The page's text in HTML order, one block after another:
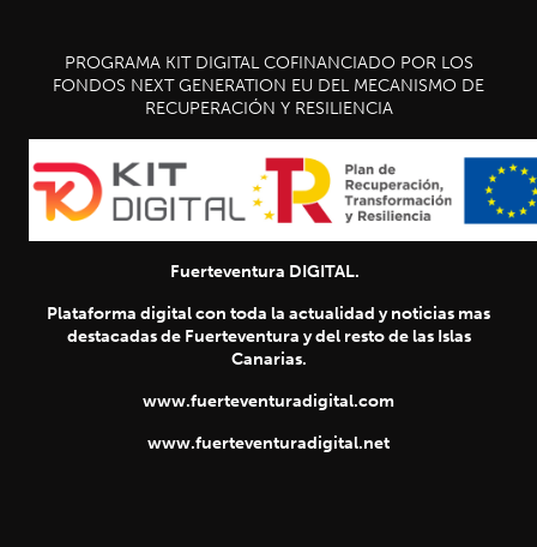
PROGRAMA KIT DIGITAL COFINANCIADO POR LOS
FONDOS NEXT GENERATION EU DEL MECANISMO DE
RECUPERACIÓN Y RESILIENCIA
Fuerteventura DIGITAL.
Plataforma digital con toda la actualidad y noticias mas
destacadas de Fuerteventura y del resto de las Islas
Canarias.
www.fuerteventuradigital.com
www.fuerteventuradigital.net